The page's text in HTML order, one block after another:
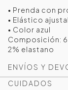
• Prenda con
• Elástico
• Color azul
Composición:
2% elastano
ENVÍOS Y
CUIDADOS